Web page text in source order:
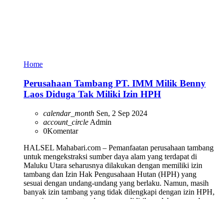
Home
Perusahaan Tambang PT. IMM Milik Benny
Laos Diduga Tak Miliki Izin HPH
calendar_month Sen, 2 Sep 2024
account_circle Admin
0Komentar
HALSEL Mahabari.com – Pemanfaatan perusahaan tambang
untuk mengekstraksi sumber daya alam yang terdapat di
Maluku Utara seharusnya dilakukan dengan memiliki izin
tambang dan Izin Hak Pengusahaan Hutan (HPH) yang
sesuai dengan undang-undang yang berlaku. Namun, masih
banyak izin tambang yang tidak dilengkapi dengan izin HPH,